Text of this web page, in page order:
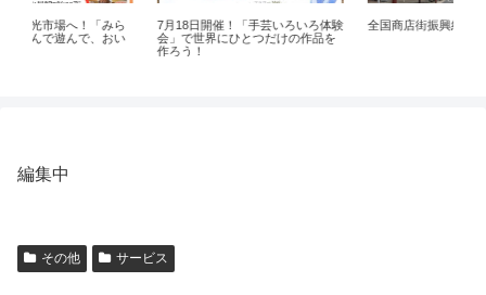
7月18日開催！「手芸いろいろ体験
会」で世界にひとつだけの作品を
全国商店街振興組合連合会
編集中
その他 サービス